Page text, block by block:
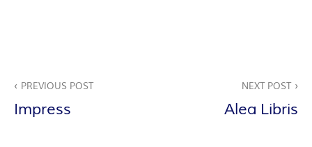
F
A
PREVIOUS POST
Impress
NEXT POST
Alea Libris